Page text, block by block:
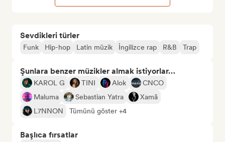
Sevdikleri türler
Funk Hip-hop Latin müzik İngilizce rap R&B Trap
Şunlara benzer müzikler almak istiyorlar…
KAROL G TINI Alok
CNCO
Maluma
Sebastian Yatra
Xamã
L7NNON
Tümünü göster +4
Başlıca fırsatlar